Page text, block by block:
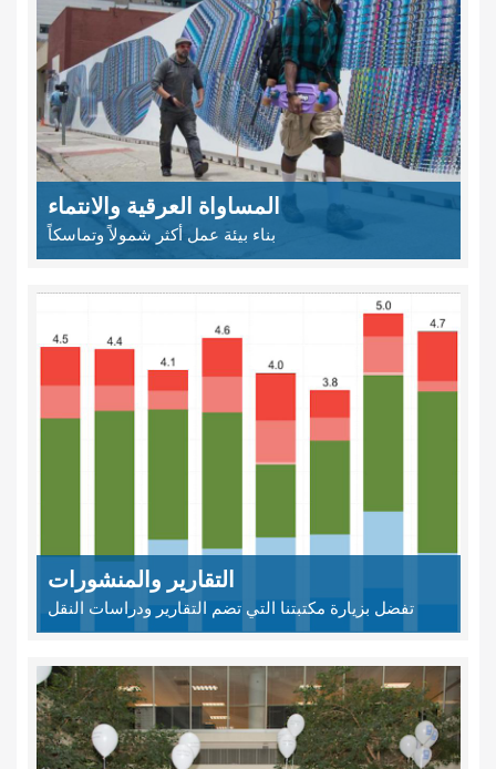
المساواة العرقية والانتماء
بناء بيئة عمل أكثر شمولاً وتماسكاً
التقارير والمنشورات
تفضل بزيارة مكتبتنا التي تضم التقارير ودراسات النقل